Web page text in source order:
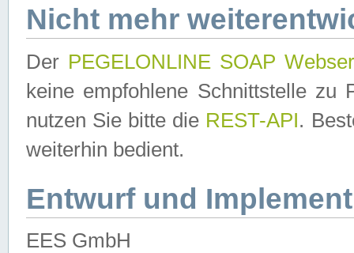
Nicht mehr
Der PEGELONLINE SOAP
keine empfohlene Schnittstelle zu
nutzen Sie bitte die REST-API.
weiterhin bedient.
Entwurf und
EES GmbH